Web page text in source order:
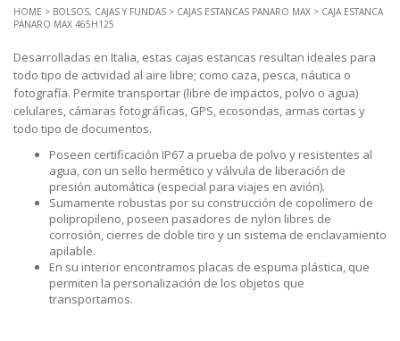
HOME > BOLSOS, CAJAS Y FUNDAS > CAJAS ESTANCAS PANARO MAX > CAJA ESTANCA
PANARO MAX 465H125
Desarrolladas en Italia, estas cajas estancas resultan ideales para
todo tipo de actividad al aire libre; como caza, pesca, náutica o
fotografía. Permite transportar (libre de impactos, polvo o agua)
celulares, cámaras fotográficas, GPS, ecosondas, armas cortas y
todo tipo de documentos.
Poseen certificación IP67 a prueba de polvo y resistentes al
agua, con un sello hermético y válvula de liberación de
presión automática (especial para viajes en avión).
Sumamente robustas por su construcción de copolímero de
polipropileno, poseen pasadores de nylon libres de
corrosión, cierres de doble tiro y un sistema de enclavamiento
apilable.
En su interior encontramos placas de espuma plástica, que
permiten la personalización de los objetos que
transportamos.